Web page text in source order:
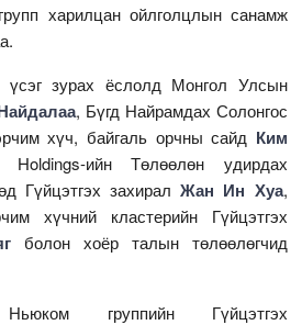
харилцан ойлголцлын санамж
үсэг зурах ёслолд Монгол Улсын
, Бүгд Найрамдах Солонгос
хүч, байгаль орчны сайд Ким
ийн Төлөөлөн удирдах
Гүйцэтгэх захиралЖан Ин Хуа,
хүчний кластерийн Гүйцэтгэх
болон хоёр талын төлөөлөгчид
группийн Гүйцэтгэх